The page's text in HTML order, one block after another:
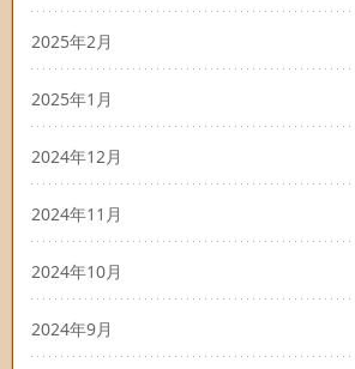
2025年2月
2025年1月
2024年12月
2024年11月
2024年10月
2024年9月